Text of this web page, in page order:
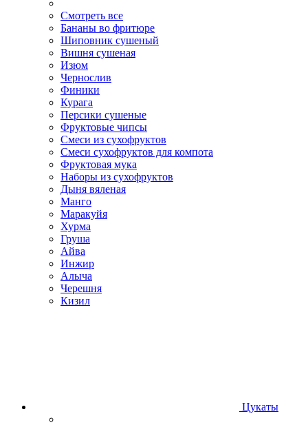
Смотреть все
Бананы во фритюре
Шиповник сушеный
Вишня сушеная
Изюм
Чернослив
Финики
Курага
Персики сушеные
Фруктовые чипсы
Смеси из сухофруктов
Смеси сухофруктов для компота
Фруктовая мука
Наборы из сухофруктов
Дыня вяленая
Манго
Маракуйя
Хурма
Груша
Айва
Инжир
Алыча
Черешня
Кизил
Цукаты